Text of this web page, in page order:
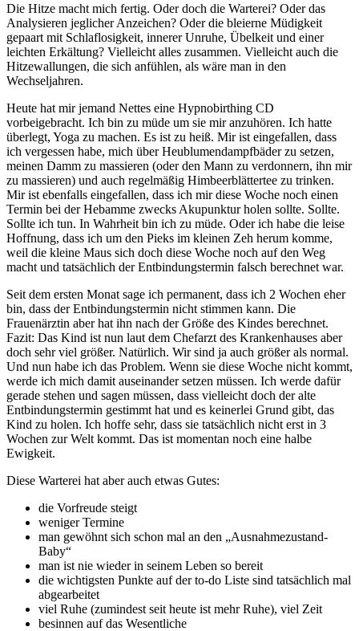
Die Hitze macht mich fertig. Oder doch die Warterei? Oder das
Analysieren jeglicher Anzeichen? Oder die bleierne Müdigkeit
gepaart mit Schlaflosigkeit, innerer Unruhe, Übelkeit und einer
leichten Erkältung? Vielleicht alles zusammen. Vielleicht auch die
Hitzewallungen, die sich anfühlen, als wäre man in den
Wechseljahren.
Heute hat mir jemand Nettes eine Hypnobirthing CD
vorbeigebracht. Ich bin zu müde um sie mir anzuhören. Ich hatte
überlegt, Yoga zu machen. Es ist zu heiß. Mir ist eingefallen, dass
ich vergessen habe, mich über Heublumendampfbäder zu setzen,
meinen Damm zu massieren (oder den Mann zu verdonnern, ihn mir
zu massieren) und auch regelmäßig Himbeerblättertee zu trinken.
Mir ist ebenfalls eingefallen, dass ich mir diese Woche noch einen
Termin bei der Hebamme zwecks Akupunktur holen sollte. Sollte.
Sollte ich tun. In Wahrheit bin ich zu müde. Oder ich habe die leise
Hoffnung, dass ich um den Pieks im kleinen Zeh herum komme,
weil die kleine Maus sich doch diese Woche noch auf den Weg
macht und tatsächlich der Entbindungstermin falsch berechnet war.
Seit dem ersten Monat sage ich permanent, dass ich 2 Wochen eher
bin, dass der Entbindungstermin nicht stimmen kann. Die
Frauenärztin aber hat ihn nach der Größe des Kindes berechnet.
Fazit: Das Kind ist nun laut dem Chefarzt des Krankenhauses aber
doch sehr viel größer. Natürlich. Wir sind ja auch größer als normal.
Und nun habe ich das Problem. Wenn sie diese Woche nicht kommt,
werde ich mich damit auseinander setzen müssen. Ich werde dafür
gerade stehen und sagen müssen, dass vielleicht doch der alte
Entbindungstermin gestimmt hat und es keinerlei Grund gibt, das
Kind zu holen. Ich hoffe sehr, dass sie tatsächlich nicht erst in 3
Wochen zur Welt kommt. Das ist momentan noch eine halbe
Ewigkeit.
Diese Warterei hat aber auch etwas Gutes:
die Vorfreude steigt
weniger Termine
man gewöhnt sich schon mal an den „Ausnahmezustand-
Baby“
man ist nie wieder in seinem Leben so bereit
die wichtigsten Punkte auf der to-do Liste sind tatsächlich mal
abgearbeitet
viel Ruhe (zumindest seit heute ist mehr Ruhe), viel Zeit
besinnen auf das Wesentliche